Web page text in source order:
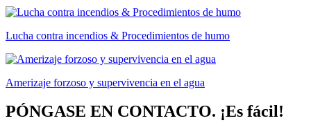
Lucha contra incendios & Procedimientos de humo
Amerizaje forzoso y supervivencia en el agua
PÓNGASE EN CONTACTO. ¡Es fácil!